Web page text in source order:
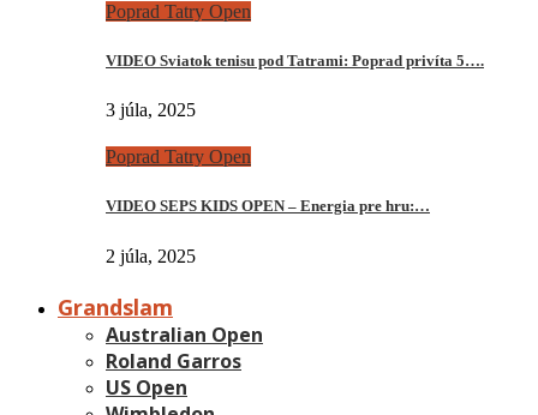
Poprad Tatry Open
VIDEO Sviatok tenisu pod Tatrami: Poprad privíta 5….
3 júla, 2025
Poprad Tatry Open
VIDEO SEPS KIDS OPEN – Energia pre hru:…
2 júla, 2025
Grandslam
Australian Open
Roland Garros
US Open